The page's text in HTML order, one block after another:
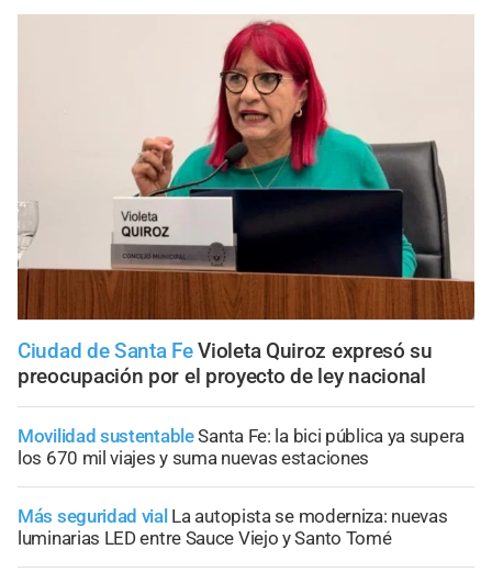
Ciudad de Santa Fe Violeta Quiroz expresó su
preocupación por el proyecto de ley nacional
Movilidad sustentableSanta Fe: la bici pública ya supera
los 670 mil viajes y suma nuevas estaciones
Más seguridad vial La autopista se moderniza: nuevas
luminarias LED entre Sauce Viejo y Santo Tomé